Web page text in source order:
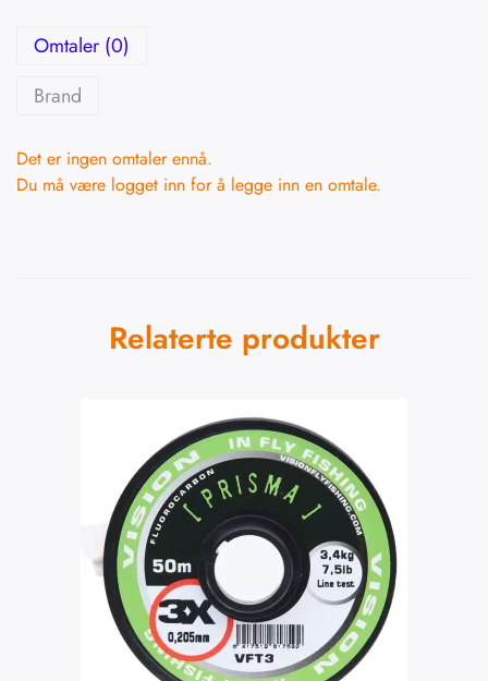
Omtaler (0)
Brand
Det er ingen omtaler ennå.
Du må være logget inn for å legge inn en omtale.
Relaterte produkter